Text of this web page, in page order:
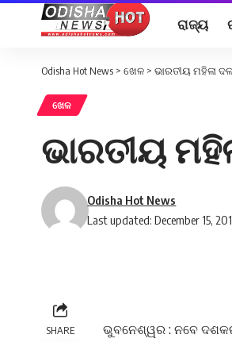
ରାଜ୍ୟ
Odisha Hot News > ଖେଳ > ଭାରତୀୟ ମହିଳା
ଖେଳ
ଭାରତୀୟ
Last updated: December 15,
Odisha Hot News
SHARE
ଭୁବନେଶ୍ୱର : ନବେ